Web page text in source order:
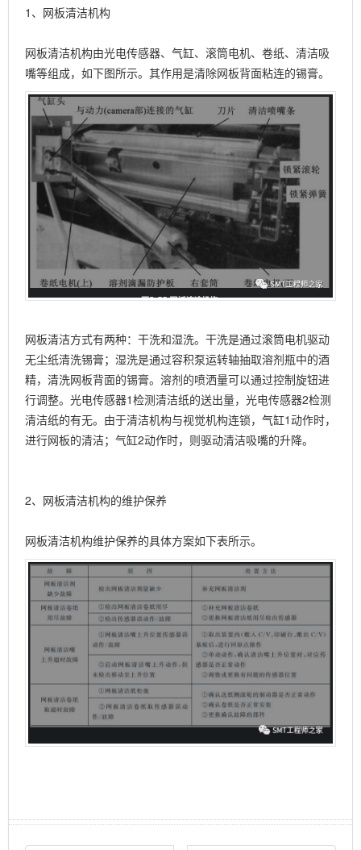
1、网板清洁机构
网板清洁机构由光电传感器、气缸、滚筒电机、卷纸、清洁吸
嘴等组成，如下图所示。其作用是清除网板背面粘连的锡膏。
网板清洁方式有两种：干洗和湿洗。干洗是通过滚筒电机驱动
无尘纸清洗锡膏；湿洗是通过容积泵运转轴抽取溶剂瓶中的酒
精，清洗网板背面的锡膏。溶剂的喷洒量可以通过控制旋钮进
行调整。光电传感器1检测清洁纸的送出量，光电传感器2检测
清洁纸的有无。由于清洁机构与视觉机构连锁，气缸1动作时，
进行网板的清洁；气缸2动作时，则驱动清洁吸嘴的升降。
2、网板清洁机构的维护保养
网板清洁机构维护保养的具体方案如下表所示。